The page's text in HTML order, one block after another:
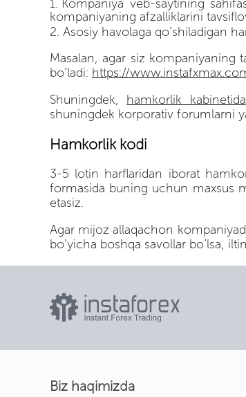
Kompaniya veb-saytining
kompaniyaning afzalliklarini
Asosiy havolaga qo’shiladigan
Masalan, agar siz kompaniyaning
bo’ladi: https://
Shuningdek, hamkorlik kabinetida
shuningdek korporativ forumlarni
Hamkorlik kodi
3-5 lotin harflaridan iborat
formasida buning uchun maxsus
etasiz.
Agar mijoz allaqachon
bo’yicha boshqa savollar bo’lsa,
Biz haqimizda